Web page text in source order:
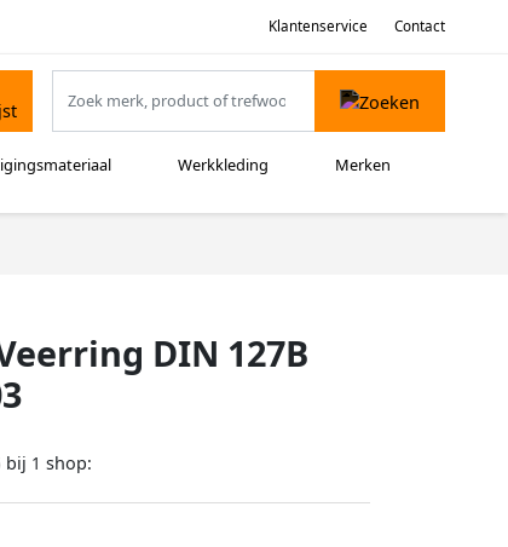
Klantenservice Contact
Werkkleding Merken
DIN 127B
bij 1 shop: